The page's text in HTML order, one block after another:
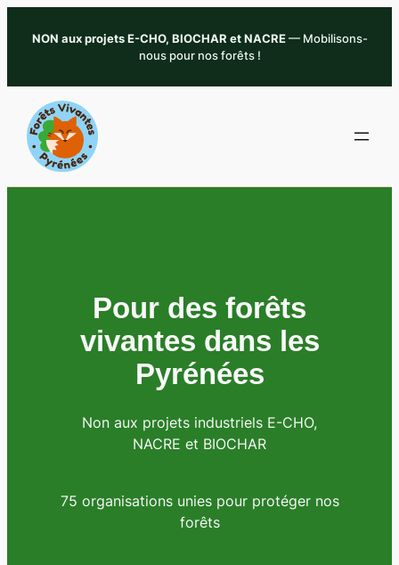
NON aux projets E-CHO, BIOCHAR et NACRE— Mobilisons-
nous pour nos forêts !
Pour des forêts
vivantes dans les
Pyrénées
Non aux projets industriels E-CHO,
NACRE et BIOCHAR
75 organisations unies pour protéger nos
forêts